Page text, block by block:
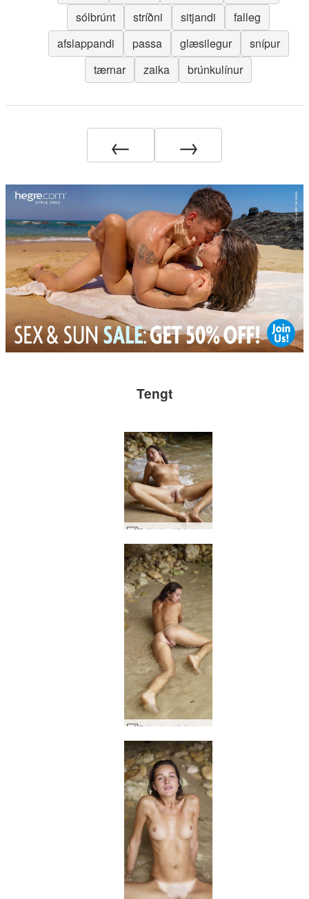
sólbrúnt
stríðni sitjandi
falleg
afslappandi
passa glæsilegur
snípur
tærnar
zaika brúnkulínur
← →
Tengt
Zaika kynlíf á ströndinni #28
Zaika kynlíf á ströndinni #45